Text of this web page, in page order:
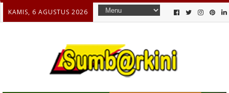
KAMIS, 6 AGUSTUS 2026